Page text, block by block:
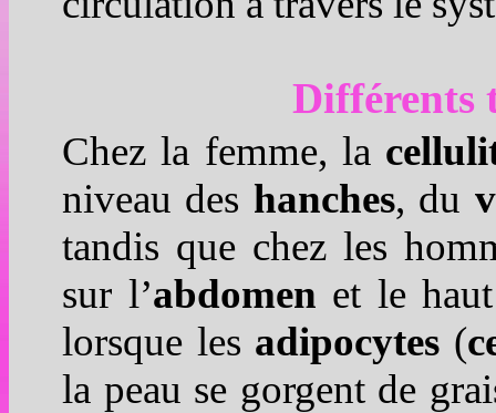
Différents
Chez la femme, la
niveau des hanches, du
tandis que chez les
sur l’abdomen et le
lorsque les adipocytes (
la peau se gorgent de